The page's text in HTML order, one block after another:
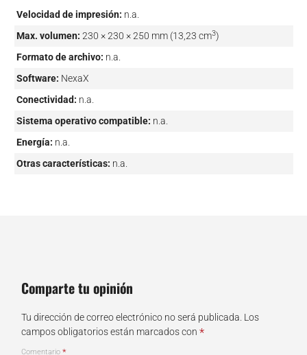
Velocidad de impresión: n.a.
Max. volumen: 230 × 230 × 250 mm (13,23 cm3)
Formato de archivo: n.a.
Software: NexaX
Conectividad: n.a.
Sistema operativo compatible: n.a.
Energía: n.a.
Otras características: n.a.
Comparte tu opinión
Tu dirección de correo electrónico no será publicada. Los
campos obligatorios están marcados con *
Comentario *